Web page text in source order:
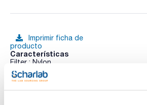
Imprimir ficha de
producto
Características
Filter : Nylon
Vial : Polypropylene, transparent
Septum : PTFE/Silicone
Ver más